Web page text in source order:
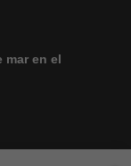
mar en el